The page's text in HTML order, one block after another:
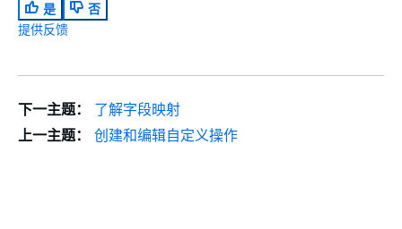
是
否
提供反馈
下一主题：
了解字段映射
上一主题：
创建和编辑自定义操作